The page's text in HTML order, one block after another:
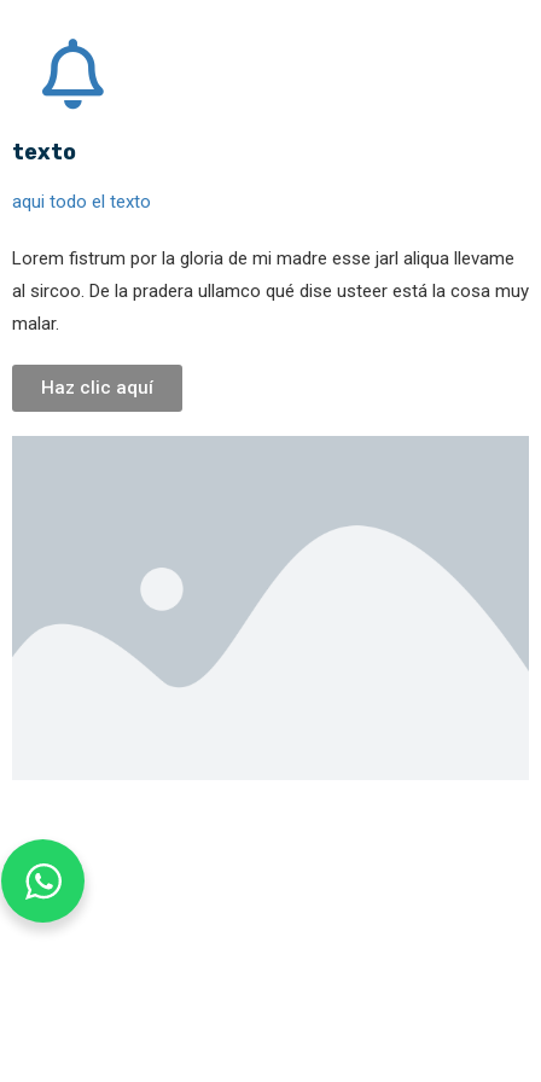
texto
aqui todo el texto
Lorem fistrum por la gloria de mi madre esse jarl aliqua llevame
al sircoo. De la pradera ullamco qué dise usteer está la cosa muy
malar.
Haz clic aquí